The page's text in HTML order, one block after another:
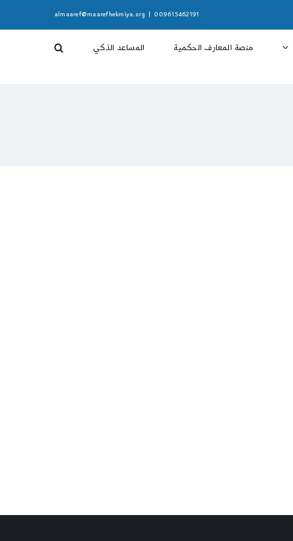
009615462191
almaaref@maarefhekmiya.org
منصة المعارف الحكمية المساعد الذكي